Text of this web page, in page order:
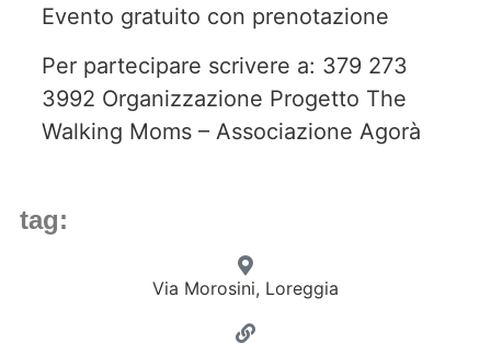
Evento gratuito con prenotazione
Per partecipare scrivere a: 379 273
3992 Organizzazione Progetto The
Walking Moms – Associazione Agorà
tag:
Via Morosini, Loreggia